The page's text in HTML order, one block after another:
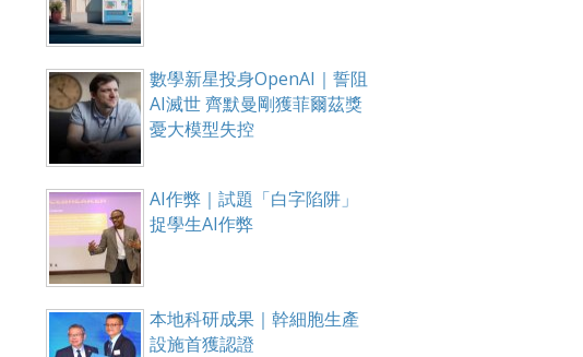
數學新星投身OpenAI｜誓阻
AI滅世 齊默曼剛獲菲爾茲獎
憂大模型失控
AI作弊｜試題「白字陷阱」
捉學生AI作弊
本地科研成果｜幹細胞生產
設施首獲認證